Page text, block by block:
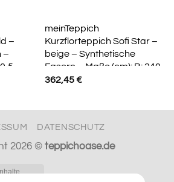
–
–
meinTeppich
Kurzflorteppich Sofi Star –
beige – Synthetische
Fasern – Maße (cm): B: 240
362,45€
DATENSCHUTZ
2026 © teppichoase.de